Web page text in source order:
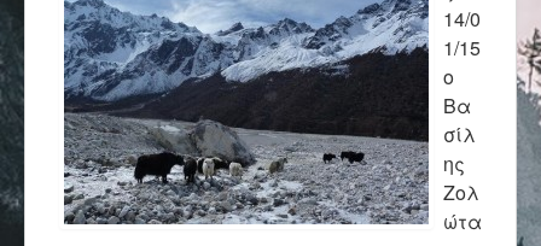
14/0
1/15
ο
Βα
σίλ
ης
Ζολ
ώτα